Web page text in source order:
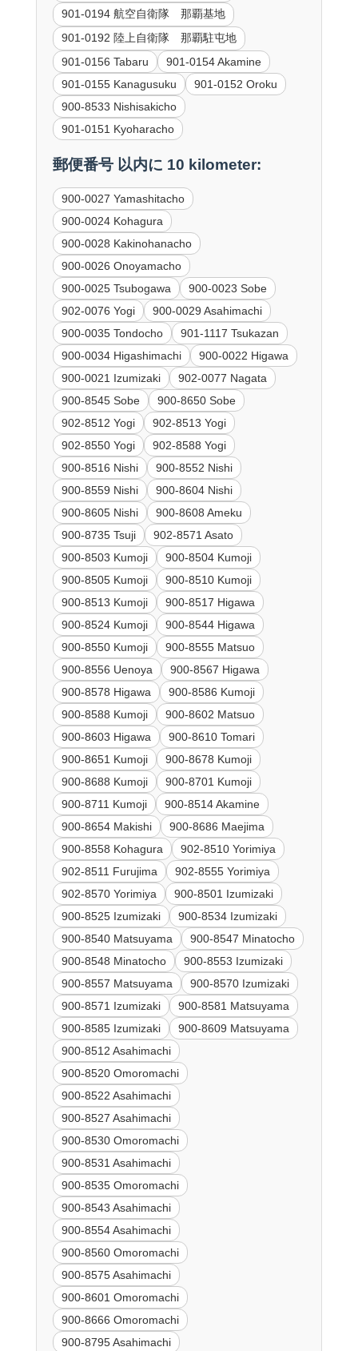
901-0194 航空自衛隊 那覇基地
901-0192 陸上自衛隊 那覇駐屯地
901-0156 Tabaru
901-0154 Akamine
901-0155 Kanagusuku
901-0152 Oroku
900-8533 Nishisakicho
901-0151 Kyoharacho
郵便番号 以内に 10 kilometer:
900-0027 Yamashitacho
900-0024 Kohagura
900-0028 Kakinohanacho
900-0026 Onoyamacho
900-0025 Tsubogawa
900-0023 Sobe
902-0076 Yogi
900-0029 Asahimachi
900-0035 Tondocho
901-1117 Tsukazan
900-0034 Higashimachi
900-0022 Higawa
900-0021 Izumizaki
902-0077 Nagata
900-8545 Sobe
900-8650 Sobe
902-8512 Yogi
902-8513 Yogi
902-8550 Yogi
902-8588 Yogi
900-8516 Nishi
900-8552 Nishi
900-8559 Nishi
900-8604 Nishi
900-8605 Nishi
900-8608 Ameku
900-8735 Tsuji
902-8571 Asato
900-8503 Kumoji
900-8504 Kumoji
900-8505 Kumoji
900-8510 Kumoji
900-8513 Kumoji
900-8517 Higawa
900-8524 Kumoji
900-8544 Higawa
900-8550 Kumoji
900-8555 Matsuo
900-8556 Uenoya
900-8567 Higawa
900-8578 Higawa
900-8586 Kumoji
900-8588 Kumoji
900-8602 Matsuo
900-8603 Higawa
900-8610 Tomari
900-8651 Kumoji
900-8678 Kumoji
900-8688 Kumoji
900-8701 Kumoji
900-8711 Kumoji
900-8514 Akamine
900-8654 Makishi
900-8686 Maejima
900-8558 Kohagura
902-8510 Yorimiya
902-8511 Furujima
902-8555 Yorimiya
902-8570 Yorimiya
900-8501 Izumizaki
900-8525 Izumizaki
900-8534 Izumizaki
900-8540 Matsuyama
900-8547 Minatocho
900-8548 Minatocho
900-8553 Izumizaki
900-8557 Matsuyama
900-8570 Izumizaki
900-8571 Izumizaki
900-8581 Matsuyama
900-8585 Izumizaki
900-8609 Matsuyama
900-8512 Asahimachi
900-8520 Omoromachi
900-8522 Asahimachi
900-8527 Asahimachi
900-8530 Omoromachi
900-8531 Asahimachi
900-8535 Omoromachi
900-8543 Asahimachi
900-8554 Asahimachi
900-8560 Omoromachi
900-8575 Asahimachi
900-8601 Omoromachi
900-8666 Omoromachi
900-8795 Asahimachi